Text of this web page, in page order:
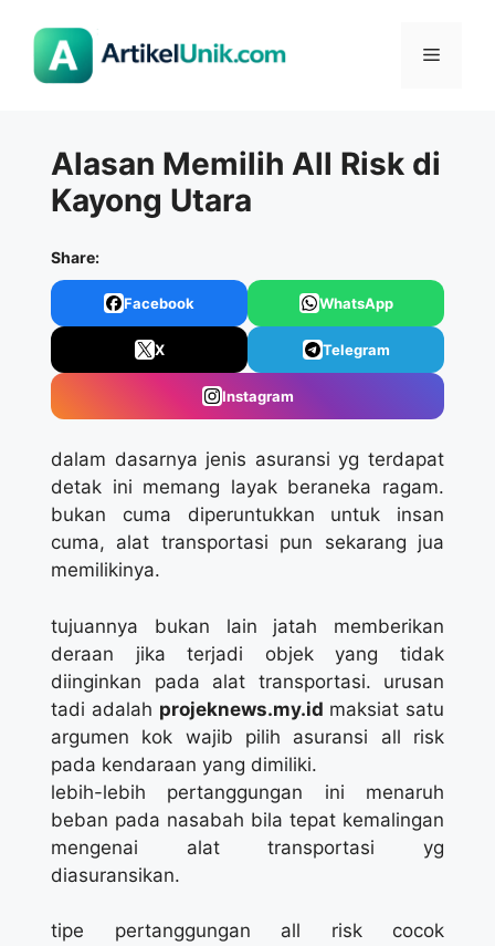
Menu
Alasan Memilih All Risk di
Kayong Utara
Share:
Facebook WhatsApp
X Telegram
Instagram
dalam dasarnya jenis asuransi yg terdapat
detak ini memang layak beraneka ragam.
bukan cuma diperuntukkan untuk insan
cuma, alat transportasi pun sekarang jua
memilikinya.
tujuannya bukan lain jatah memberikan
deraan jika terjadi objek yang tidak
diinginkan pada alat transportasi. urusan
tadi adalah projeknews.my.id maksiat satu
argumen kok wajib pilih asuransi all risk
pada kendaraan yang dimiliki.
lebih-lebih pertanggungan ini menaruh
beban pada nasabah bila tepat kemalingan
mengenai alat transportasi yg
diasuransikan.
tipe pertanggungan all risk cocok